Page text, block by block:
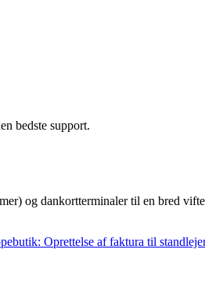
bedste support.
og dankortterminaler til en bred
Oprettelse af faktura til